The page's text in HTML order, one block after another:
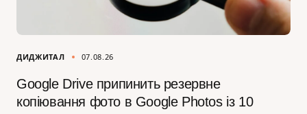
ДИДЖИТАЛ 07.08.26
Google Drive припинить резервне
копіювання фото в Google Photos із 10